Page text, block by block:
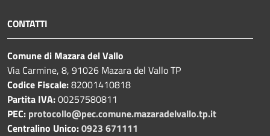
CONTATTI
Comune di Mazara del Vallo
Via Carmine, 8, 91026 Mazara del Vallo TP
Codice Fiscale:82001410818
Partita IVA:00257580811
PEC: protocollo@pec.comune.mazaradelvallo.tp.it
Centralino Unico:0923 671111